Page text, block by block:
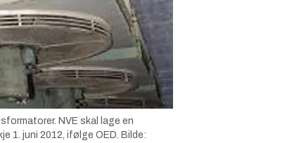
NVE skal lage en
1. juni 2012, ifølge OED. Bilde: